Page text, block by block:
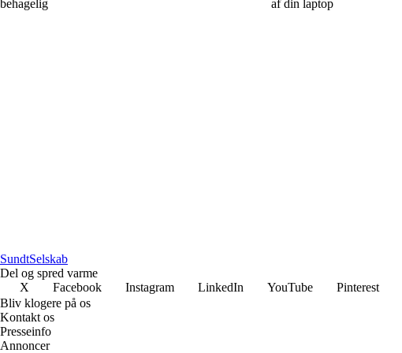
behagelig
af din laptop
SundtSelskab
Del og spred varme
X
Facebook Instagram LinkedIn YouTube Pinterest
Bliv klogere på os
Kontakt os
Presseinfo
Annoncer